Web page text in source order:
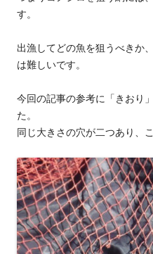
す。
出漁してどの魚を狙うべきか
は難しいです。
今回の記事の参考に「きおり
た。
同じ大きさの穴が二つあり、